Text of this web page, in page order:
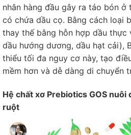
nhân hàng đầu gây ra táo bón
có chứa dầu cọ. Bằng cách loại
thay thế bằng hỗn hợp dầu thực
dầu hướng dương, dầu hạt cải),
thiểu tối đa nguy cơ này, tạo
mềm hơn và dễ dàng di chuyển
Hệ chất xơ Prebiotics GOS
ruột